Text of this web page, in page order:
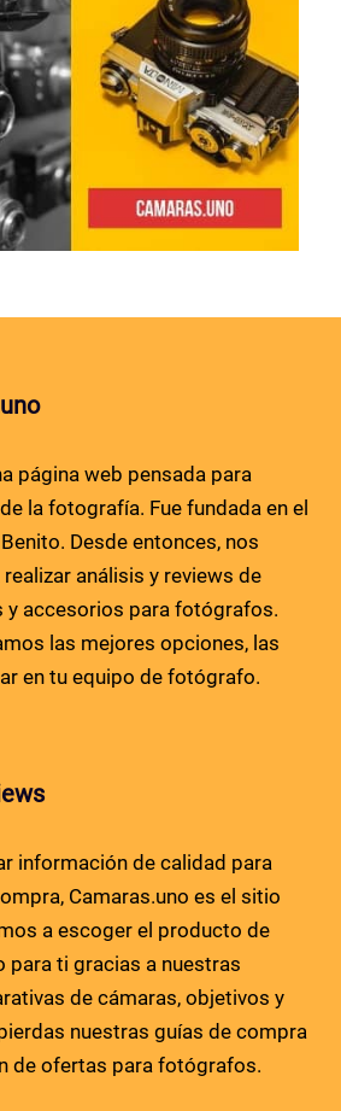
página web pensada para
la fotografía. Fue fundada en el
Desde entonces, nos
análisis y reviews de
y accesorios para fotógrafos.
las mejores opciones, las
en tu equipo de fotógrafo.
información de calidad para
Camaras.uno es el sitio
a escoger el producto de
ti gracias a nuestras
de cámaras, objetivos y
nuestras guías de compra
de ofertas para fotógrafos.